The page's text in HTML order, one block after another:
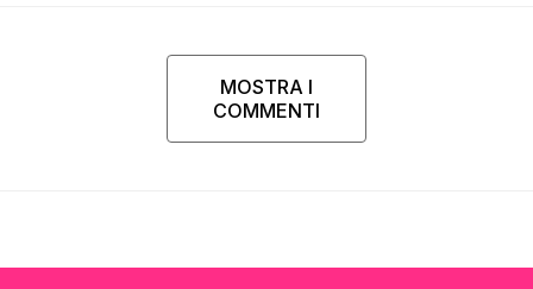
MOSTRA I
COMMENTI